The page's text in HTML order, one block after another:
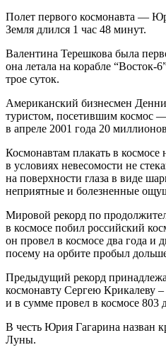
Полет первого космонавта —
Земля длился 1 час 48 минут.
Валентина Терешкова была
она летала на корабле
трое суток.
Американский бизнесмен
туристом, посетившим космос
в апреле 2001 года 20
Космонавтам плакать в космосе
в условиях невесомости не
на поверхности глаза в виде
неприятные и болезненные
Мировой рекорд по
в космосе побил российский
он провел в космосе два года и
посему на орбите пробыл
Предыдущий рекорд
космонавту Сергею Крикалеву
и в сумме провел в космосе 803
В честь Юрия Гагарина назван
Луны.